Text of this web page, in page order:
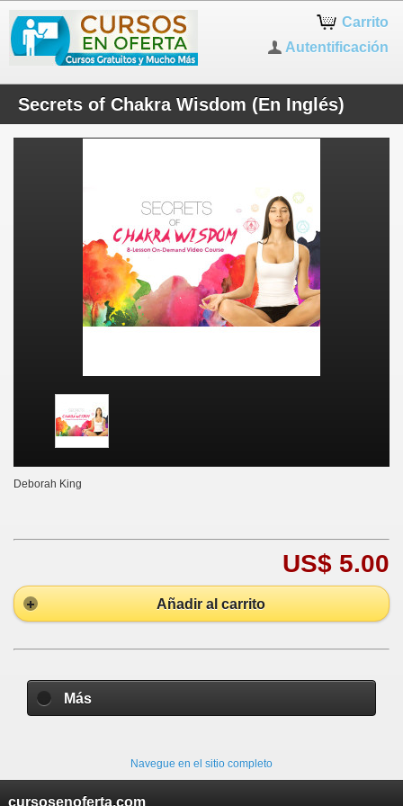
Carrito
Autentificación
Secrets of Chakra Wisdom (En Inglés)
Deborah King
US$ 5.00
Añadir al carrito
Más
Navegue en el sitio completo
cursosenoferta.com